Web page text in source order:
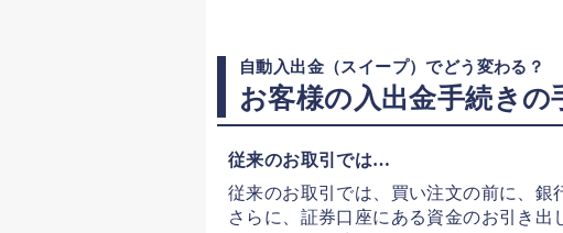
自動入出金（スイープ）でどう変わる？
お客様の入出金手続きの
従来のお取引では…
従来のお取引では、買い注文の前に、
さらに、証券口座にある資金のお引き